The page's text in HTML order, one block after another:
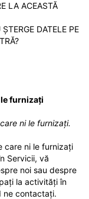
LA ACEASTĂ
DATELE PE
furnizați
ni le furnizați.
care ni le furnizați
Servicii, vă
noi sau despre
la activități în
ne contactați.